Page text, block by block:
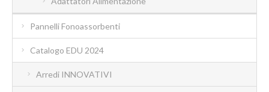
Pannelli Fonoassorbenti
Catalogo EDU 2024
Arredi INNOVATIVI